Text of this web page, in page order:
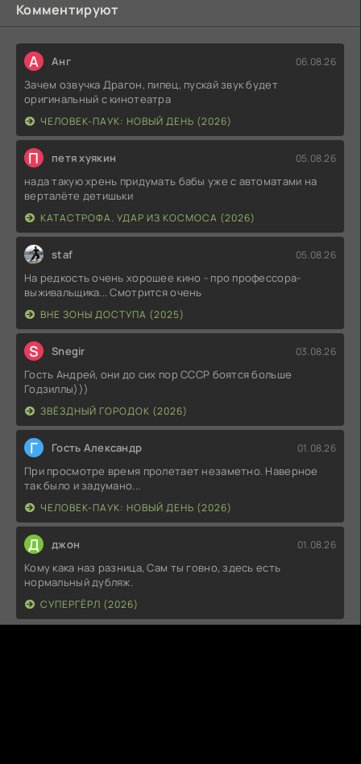
Комментируют
А Анг 06.08.26
Зачем озвучка Драгон, пипец, пускай звук будет
оригинальный с кинотеатра
ЧЕЛОВЕК-ПАУК: НОВЫЙ ДЕНЬ (2026)
П петя хуякин 05.08.26
нада такую хрень придумать бабы уже с автоматами на
верталёте детишьки
КАТАСТРОФА. УДАР ИЗ КОСМОСА (2026)
staf 05.08.26
На редкость очень хорошее кино - про профессора-
выживальщика... Смотрится очень
ВНЕ ЗОНЫ ДОСТУПА (2025)
S Snegir 03.08.26
Гость Андрей, они до сих пор СССР боятся больше
Годзиллы)))
ЗВЁЗДНЫЙ ГОРОДОК (2026)
Г Гость Александр 01.08.26
При просмотре время пролетает незаметно. Наверное
так было и задумано...
ЧЕЛОВЕК-ПАУК: НОВЫЙ ДЕНЬ (2026)
Д джон 01.08.26
Кому кака наз разница, Сам ты говно, здесь есть
нормальный дубляж.
СУПЕРГЁРЛ (2026)